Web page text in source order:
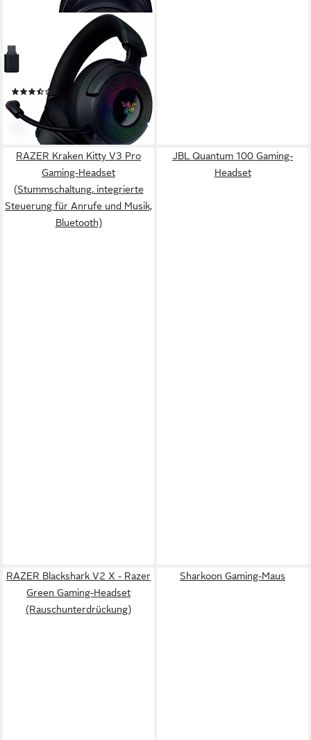
Kraken V4 Gaming-Headset
Bluetooth, kabelgebunden, Funk
Verbindung
Ohrmuschel-Beleuchtung mit 9 Zonen
219,64 €
20,06 € mtl. in 12 Raten
leider ausverkauft
RAZER Kraken Kitty V3 Pro
Gaming-Headset
(Stummschaltung, integrierte
Steuerung für Anrufe und Musik,
Bluetooth)
JBL Quantum 100 Gaming-
Headset
RAZER Blackshark V2 X - Razer
Green Gaming-Headset
(Rauschunterdrückung)
Sharkoon Gaming-Maus